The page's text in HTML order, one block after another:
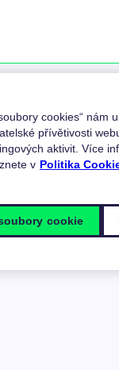
cookies“ nám
přívětivosti
aktivit. Více
v Politika
cookie